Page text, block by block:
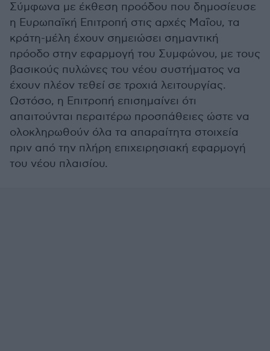
Σύμφωνα με έκθεση προόδου που δημοσίευσε
η Ευρωπαϊκή Επιτροπή στις αρχές Μαΐου, τα
κράτη-μέλη έχουν σημειώσει σημαντική
πρόοδο στην εφαρμογή του Συμφώνου, με τους
βασικούς πυλώνες του νέου συστήματος να
έχουν πλέον τεθεί σε τροχιά λειτουργίας.
Ωστόσο, η Επιτροπή επισημαίνει ότι
απαιτούνται περαιτέρω προσπάθειες ώστε να
ολοκληρωθούν όλα τα απαραίτητα στοιχεία
πριν από την πλήρη επιχειρησιακή εφαρμογή
του νέου πλαισίου.